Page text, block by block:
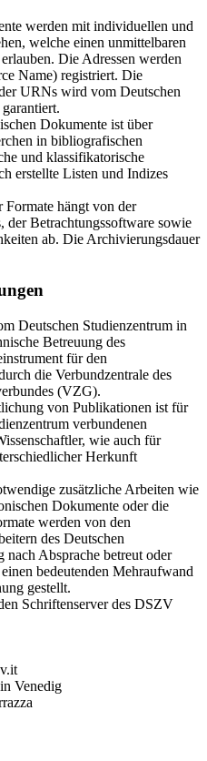
werden mit individuellen und
welche einen unmittelbaren
Die Adressen werden
Name) registriert. Die
URNs wird vom Deutschen
Dokumente ist über
in bibliografischen
und klassifikatorische
erstellte Listen und Indizes
hängt von der
der Betrachtungssoftware sowie
ab. Die Archivierungsdauer
Deutschen Studienzentrum in
Betreuung des
für den
die Verbundzentrale des
(VZG).
von Publikationen ist für
verbundenen
wie auch für
Herkunft
zusätzliche Arbeiten wie
Dokumente oder die
werden von den
des Deutschen
nach Absprache betreut oder
bedeutenden Mehraufwand
gestellt.
Schriftenserver des DSZV
Venedig